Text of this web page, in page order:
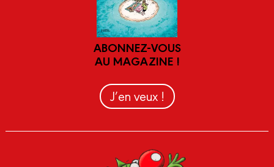
ABONNEZ-VOUS
AU MAGAZINE !
J’en veux !